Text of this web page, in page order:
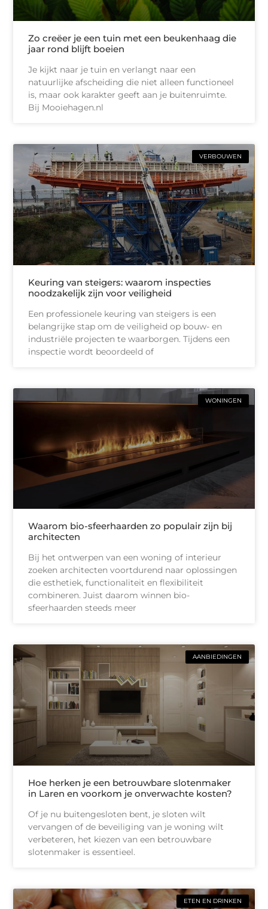
Zo creëer je een tuin met een beukenhaag die
jaar rond blijft boeien
Je kijkt naar je tuin en verlangt naar een
natuurlijke afscheiding die niet alleen functioneel
is, maar ook karakter geeft aan je buitenruimte.
Bij Mooiehagen.nl
VERBOUWEN
Keuring van steigers: waarom inspecties
noodzakelijk zijn voor veiligheid
Een professionele keuring van steigers is een
belangrijke stap om de veiligheid op bouw- en
industriële projecten te waarborgen. Tijdens een
inspectie wordt beoordeeld of
WONINGEN
Waarom bio-sfeerhaarden zo populair zijn bij
architecten
Bij het ontwerpen van een woning of interieur
zoeken architecten voortdurend naar oplossingen
die esthetiek, functionaliteit en flexibiliteit
combineren. Juist daarom winnen bio-
sfeerhaarden steeds meer
AANBIEDINGEN
Hoe herken je een betrouwbare slotenmaker
in Laren en voorkom je onverwachte kosten?
Of je nu buitengesloten bent, je sloten wilt
vervangen of de beveiliging van je woning wilt
verbeteren, het kiezen van een betrouwbare
slotenmaker is essentieel.
ETEN EN DRINKEN